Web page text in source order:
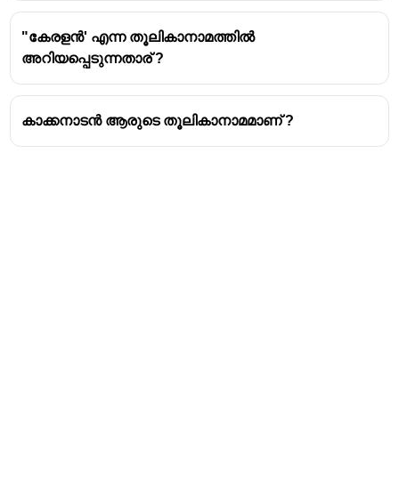
"കേരളൻ' എന്ന തൂലികാനാമത്തിൽ
അറിയപ്പെടുന്നതാര് ?
കാക്കനാടൻ ആരുടെ തൂലികാനാമമാണ് ?